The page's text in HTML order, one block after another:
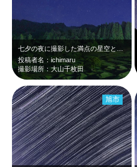
投稿者名：ichimaru
撮影場所：大山千枚田
旭市